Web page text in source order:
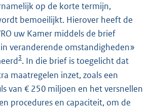
op de korte termijn,
bemoeilijkt. Hierover heeft de
uw Kamer middels de brief
veranderende omstandigheden»
3. In die brief is toegelicht dat
maatregelen inzet, zoals een
van € 250 miljoen en het versnellen
procedures en capaciteit, om de